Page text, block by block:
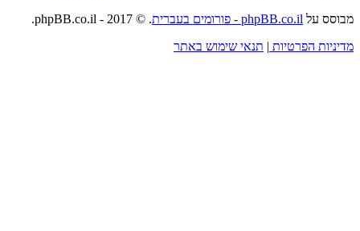
מבוסס על phpBB.co.il - פורומים בעברית
. © 2017 - phpBB.co.il.
מדיניות הפרטיות | תנאי שימוש באתר